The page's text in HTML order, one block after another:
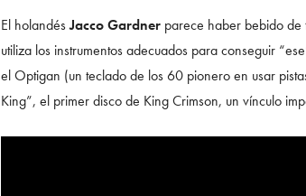
El holandésJacco Gardner parece haber bebido de
utiliza los instrumentos adecuados para conseguir
el Optigan (un teclado de los 60 pionero en usar
King”, el primer disco de King Crimson, un vínculo